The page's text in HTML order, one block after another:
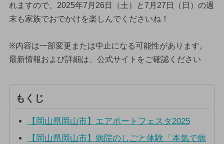
れますので、2025年7月26日（土）と7月27日（日）の週
末も家族でおでかけを楽しんでくださいね！
※内容は一部変更または中止になる可能性があります。
最新情報および詳細は、公式サイトをご確認ください
もくじ
【岡山県岡山市】エアポートフェスタ2025
【岡山県岡山市】病院のしごと体験「本気で病